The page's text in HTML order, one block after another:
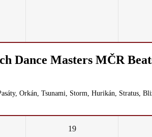
Dance Masters MČR
Orkán, Tsunami, Storm, Hurikán, Stratus,
19